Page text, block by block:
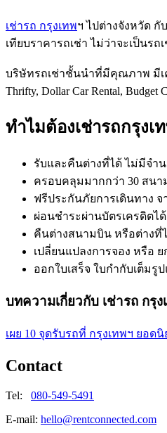
เช่ารถ กรุงเทพฯ ไปต่างจังหวัด กั
เทียบราคารถเช่า ไม่ว่าจะเป็นร
บริษัทรถเช่าชั้นนำที่มีคุณภาพ มีเค
Thrifty, Dollar Car Rental,
ทำไมต้องเช่ารถกรุงเ
รับและคืนต่างที่ได้ ไม่มีจำ
ครอบคลุมมากกว่า 30 สนา
ฟรีประกันภัยการเดินทาง
ผ่อนชำระผ่านบัตรเครดิตไ
คืนต่างสนามบิน หรือต่างที่
เปลี่ยนแปลงการจอง หรือ ย
ออกใบเสร็จ ใบกำกับเต็มรู
บทความเกี่ยวกับ เช่ารถ กรุ
เผย 10 จุดรับรถที่ กรุงเทพฯ ยอดนิ
Contact
Tel: 080-549-5491
E-mail: hello@rentconnected.com